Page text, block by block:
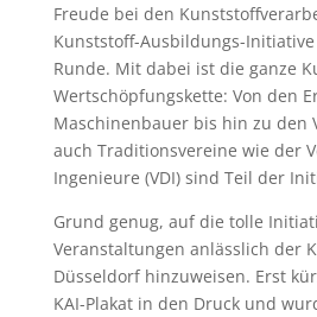
Freude bei den
Kunststoff-Ausbildungs-
Runde. Mit dabei ist die ganze
Wertschöpfungskette: Von den
Maschinenbauer bis hin zu den
auch Traditionsvereine wie der
Ingenieure (VDI) sind Teil der
Grund genug, auf die tolle
Veranstaltungen anlässlich der
Düsseldorf hinzuweisen. Erst
KAI-Plakat in den Druck und